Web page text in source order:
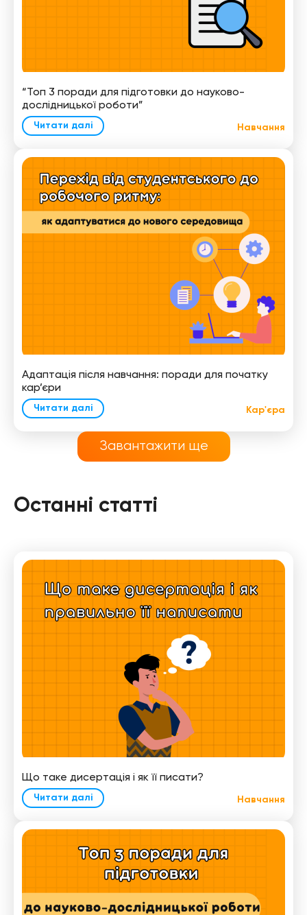
“Топ 3 поради для підготовки до науково-
дослідницької роботи”
Читати далі Навчання
Адаптація після навчання: поради для початку
кар’єри
Читати далі Кар'єра
Завантажити ще
Останні статті
Що таке дисертація і як її писати?
Читати далі Навчання